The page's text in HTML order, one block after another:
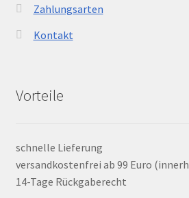
Zahlungsarten
Kontakt
Vorteile
schnelle Lieferung
versandkostenfrei ab 99 Euro
14-Tage Rückgaberecht